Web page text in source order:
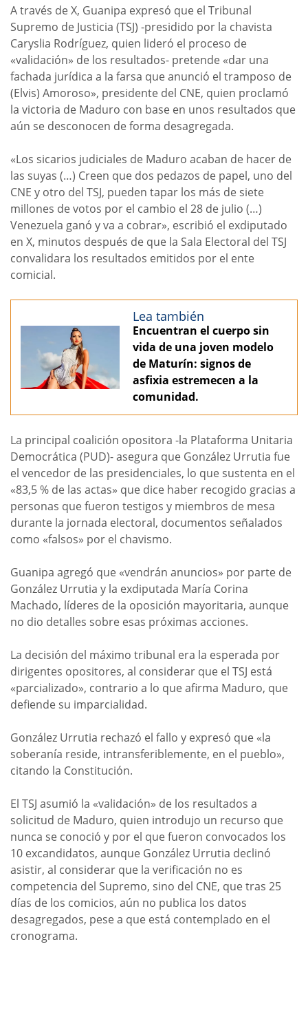
A través de X, Guanipa expresó que el Tribunal
Supremo de Justicia (TSJ) -presidido por la chavista
Caryslia Rodríguez, quien lideró el proceso de
«validación» de los resultados- pretende «dar una
fachada jurídica a la farsa que anunció el tramposo de
(Elvis) Amoroso», presidente del CNE, quien proclamó
la victoria de Maduro con base en unos resultados que
aún se desconocen de forma desagregada.
«Los sicarios judiciales de Maduro acaban de hacer de
las suyas (…) Creen que dos pedazos de papel, uno del
CNE y otro del TSJ, pueden tapar los más de siete
millones de votos por el cambio el 28 de julio (…)
Venezuela ganó y va a cobrar», escribió el exdiputado
en X, minutos después de que la Sala Electoral del TSJ
convalidara los resultados emitidos por el ente
comicial.
Lea también
Encuentran el cuerpo sin
vida de una joven modelo
de Maturín: signos de
asfixia estremecen a la
comunidad.
La principal coalición opositora -la Plataforma Unitaria
Democrática (PUD)- asegura que González Urrutia fue
el vencedor de las presidenciales, lo que sustenta en el
«83,5 % de las actas» que dice haber recogido gracias a
personas que fueron testigos y miembros de mesa
durante la jornada electoral, documentos señalados
como «falsos» por el chavismo.
Guanipa agregó que «vendrán anuncios» por parte de
González Urrutia y la exdiputada María Corina
Machado, líderes de la oposición mayoritaria, aunque
no dio detalles sobre esas próximas acciones.
La decisión del máximo tribunal era la esperada por
dirigentes opositores, al considerar que el TSJ está
«parcializado», contrario a lo que afirma Maduro, que
defiende su imparcialidad.
González Urrutia rechazó el fallo y expresó que «la
soberanía reside, intransferiblemente, en el pueblo»,
citando la Constitución.
El TSJ asumió la «validación» de los resultados a
solicitud de Maduro, quien introdujo un recurso que
nunca se conoció y por el que fueron convocados los
10 excandidatos, aunque González Urrutia declinó
asistir, al considerar que la verificación no es
competencia del Supremo, sino del CNE, que tras 25
días de los comicios, aún no publica los datos
desagregados, pese a que está contemplado en el
cronograma.